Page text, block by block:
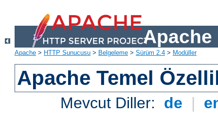
Apache
Apache > HTTP Sunucusu > Belgeleme > Sürüm 2.4 > Modüller
Apache Temel
Mevcut Diller: de |